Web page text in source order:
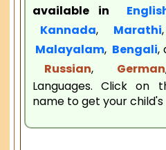
available in
Kannada, Marathi,
Malayalam, Bengali,
Russian, German
Languages. Click on
name to get your